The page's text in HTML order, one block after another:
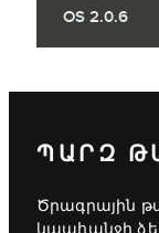
OS 2.0.6
ՊԱՐԶ
Ծրագրային